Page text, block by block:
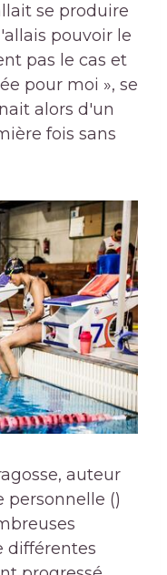
se produire
pouvoir le
pas le cas et
pour moi », se
alors d'un
fois sans
auteur
personnelle ()
différentes